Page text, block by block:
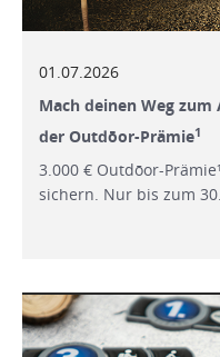
01.07.2026
Mach deinen Weg
der Outdōor-Prämie1
3.000 € Outdōor-
sichern. Nur bis zum